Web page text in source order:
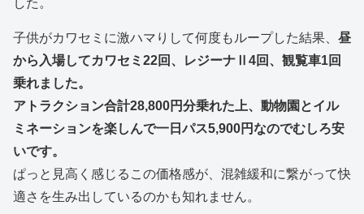
した。
子供がカワセミに激ハマりして何度もループした結果、 昼
から入場してカワセミ22回、レジーナⅡ4回、観覧車1回
乗れました。
アトラクション合計28,800円分乗れた上、動物園とイル
ミネーションを楽しんで一日パス5,900円なのでむしろ安
いです。
ぱっと見高く感じるこの価格感が、混雑緩和に繋がって快
適さを生み出しているのかも知れません。